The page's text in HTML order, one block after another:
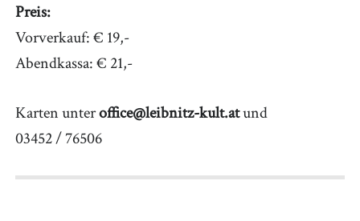
Preis:
Vorverkauf: € 19,-
Abendkassa: € 21,-
Karten unteroffice@leibnitz-kult.atund
03452 / 76506